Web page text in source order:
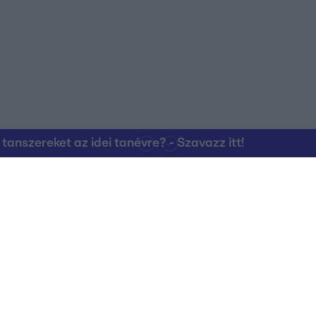
az idei tanévre? - Szavazz itt!